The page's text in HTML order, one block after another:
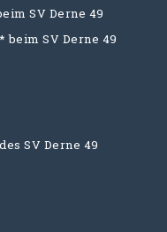
SV Derne 49
beim SV Derne 49
SV Derne 49